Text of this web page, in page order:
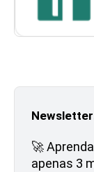
🚀
apenas 3